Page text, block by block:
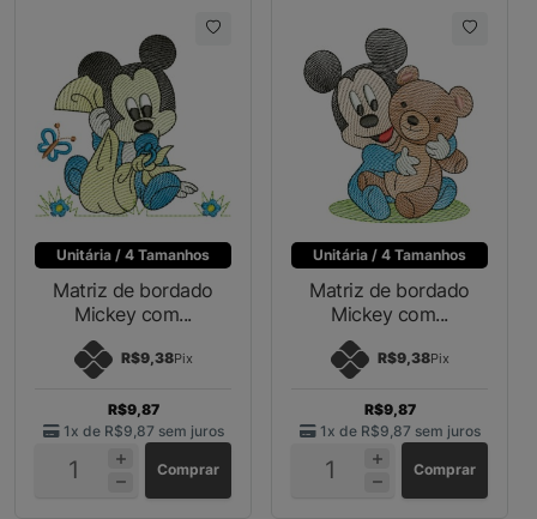
Unitária / 4 Tamanhos
Matriz de bordado
Mickey com...
R$9,38Pix
R$9,87
1x de R$9,87 sem juros
Comprar
Unitária / 4 Tamanhos
Matriz de bordado
Mickey com...
R$9,38Pix
R$9,87
1x de R$9,87 sem juros
Comprar